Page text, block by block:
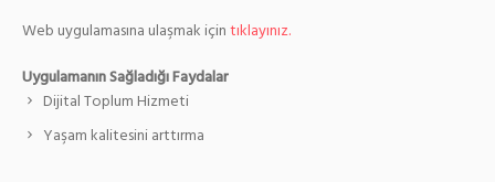
Web uygulamasına ulaşmak içintıklayınız.
Uygulamanın Sağladığı Faydalar
Dijital Toplum Hizmeti
Yaşam kalitesini arttırma